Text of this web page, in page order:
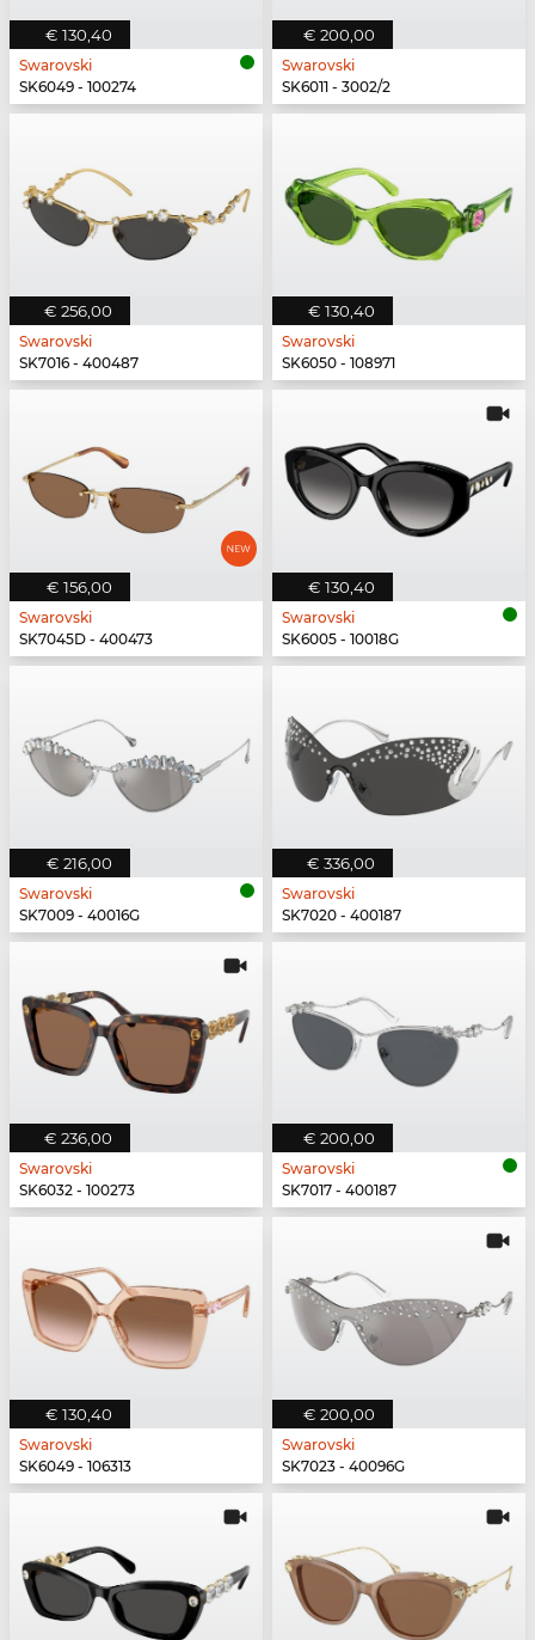
€ 130,40
Swarovski
SK6049 - 100274
€ 200,00
Swarovski
SK6011 - 3002/2
€ 256,00
Swarovski
SK7016 - 400487
€ 130,40
Swarovski
SK6050 - 108971
€ 156,00
Swarovski
SK7045D - 400473
€ 130,40
Swarovski
SK6005 - 10018G
€ 216,00
Swarovski
SK7009 - 40016G
€ 336,00
Swarovski
SK7020 - 400187
€ 236,00
Swarovski
SK6032 - 100273
€ 200,00
Swarovski
SK7017 - 400187
€ 130,40
Swarovski
SK6049 - 106313
€ 200,00
Swarovski
SK7023 - 40096G